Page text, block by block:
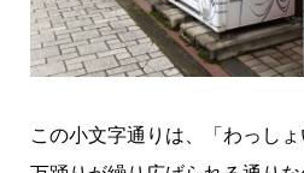
この小文字通りは、「わっし